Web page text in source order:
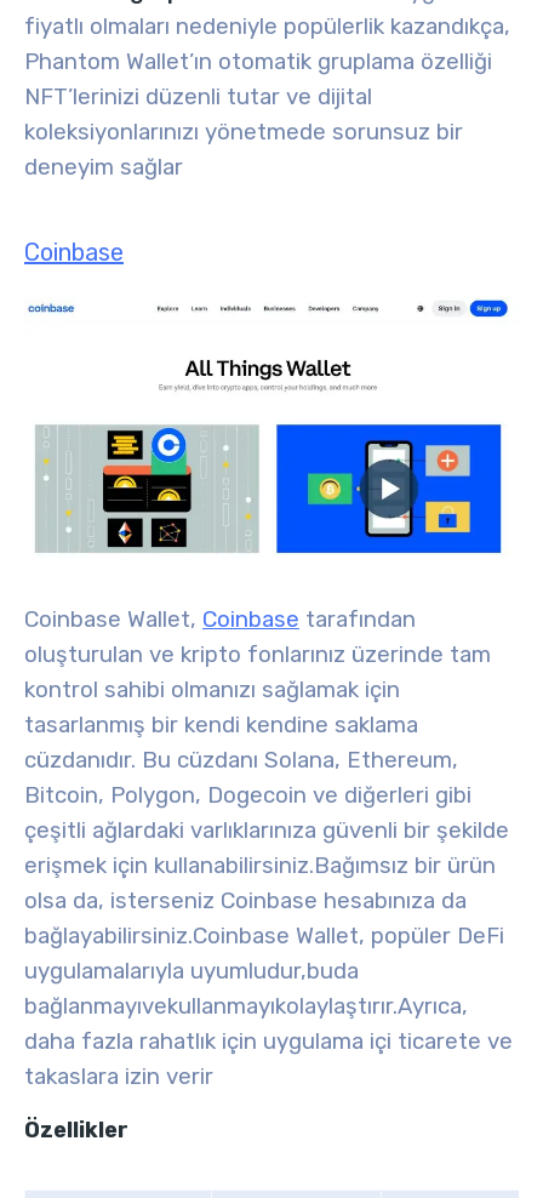
fiyatlı olmaları nedeniyle popülerlik kazandıkça,
Phantom Wallet’ın otomatik gruplama özelliği
NFT’lerinizi düzenli tutar ve dijital
koleksiyonlarınızı yönetmede sorunsuz bir
deneyim sağlar
Coinbase
Coinbase Wallet, Coinbase tarafından
oluşturulan ve kripto fonlarınız üzerinde tam
kontrol sahibi olmanızı sağlamak için
tasarlanmış bir kendi kendine saklama
cüzdanıdır. Bu cüzdanı Solana, Ethereum,
Bitcoin, Polygon, Dogecoin ve diğerleri gibi
çeşitli ağlardaki varlıklarınıza güvenli bir şekilde
erişmek için kullanabilirsiniz.Bağımsız bir ürün
olsa da, isterseniz Coinbase hesabınıza da
bağlayabilirsiniz.Coinbase Wallet, popüler DeFi
uygulamalarıyla uyumludur,buda
bağlanmayıvekullanmayıkolaylaştırır.Ayrıca,
daha fazla rahatlık için uygulama içi ticarete ve
takaslara izin verir
Özellikler